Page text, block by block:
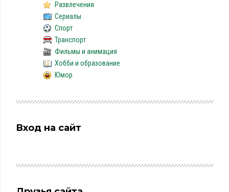
Развлечения
Сериалы
Спорт
Транспорт
Фильмы и анимация
Хобби и образование
Юмор
Вход на сайт